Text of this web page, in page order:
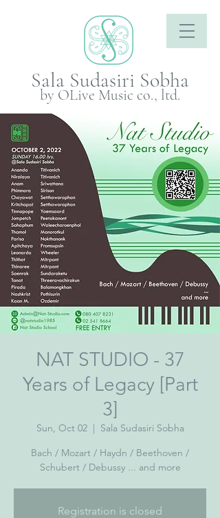
Sala Sudasiri Sobha
by OLive Music co., ltd.
NAT STUDIO - 37
Years of Legacy [Part
3]
Sun, Oct 02
  |
Sala Sudasiri Sobha
Bach / Mozart / Haydn / Beethoven /
Schubert / Debussy ... and more
Registration is closed